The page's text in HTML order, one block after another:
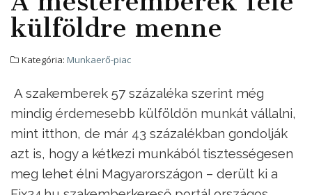
külföldre menne
Kategória: Munkaerő-piac
A szakemberek 57 százaléka szerint még
mindig érdemesebb külföldön munkát vállalni,
mint itthon, de már 43 százalékban gondolják
azt is, hogy a kétkezi munkából tisztességesen
meg lehet élni Magyarországon – derült ki a